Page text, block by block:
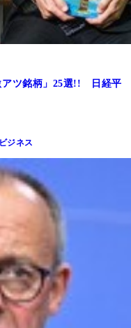
アツ銘柄」25選!! 日経平
ジネス